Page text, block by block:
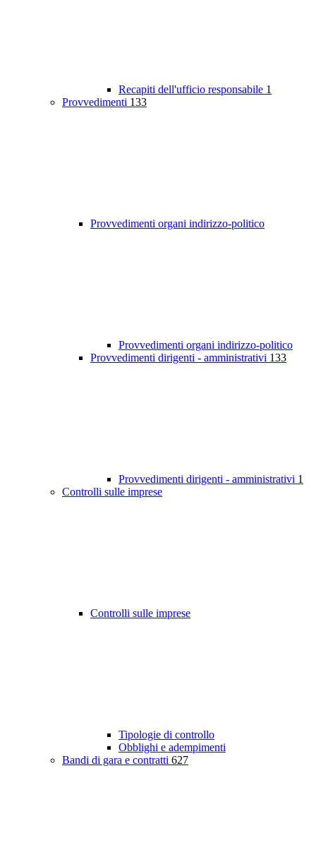
Recapiti dell'ufficio responsabile 1
Provvedimenti 133
Provvedimenti organi indirizzo-politico
Provvedimenti organi indirizzo-politico
Provvedimenti dirigenti - amministrativi 133
Provvedimenti dirigenti - amministrativi 1
Controlli sulle imprese
Controlli sulle imprese
Tipologie di controllo
Obblighi e adempimenti
Bandi di gara e contratti 627